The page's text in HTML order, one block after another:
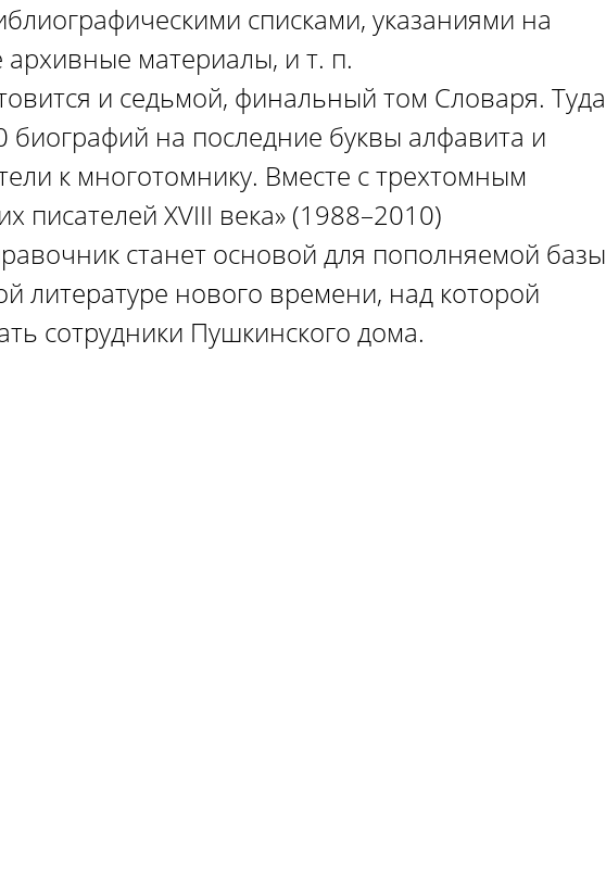
списками, указаниями на
материалы, и т. п.
и седьмой, финальный том Словаря. Туда
биографий на последние буквы алфавита и
к многотомнику. Вместе с трехтомным
писателей XVIII века» (1988–2010)
станет основой для пополняемой базы
литературе нового времени, над которой
сотрудники Пушкинского дома.